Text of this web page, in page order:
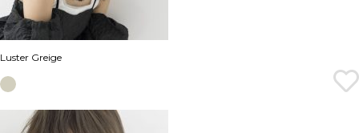
Luster Greige